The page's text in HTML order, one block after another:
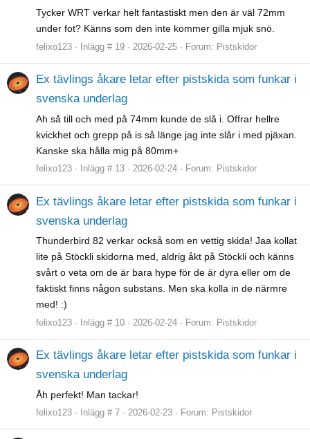
Tycker WRT verkar helt fantastiskt men den är väl 72mm
under fot? Känns som den inte kommer gilla mjuk snö.
felixo123 Inlägg # 19 2026-02-25 Forum: Pistskidor
Ex tävlings åkare letar efter pistskida som funkar i
svenska underlag
Ah så till och med på 74mm kunde de slå i. Offrar hellre
kvickhet och grepp på is så länge jag inte slår i med pjäxan.
Kanske ska hålla mig på 80mm+
felixo123 Inlägg # 13 2026-02-24 Forum: Pistskidor
Ex tävlings åkare letar efter pistskida som funkar i
svenska underlag
Thunderbird 82 verkar också som en vettig skida! Jaa kollat
lite på Stöckli skidorna med, aldrig åkt på Stöckli och känns
svårt o veta om de är bara hype för de är dyra eller om de
faktiskt finns någon substans. Men ska kolla in de närmre
med! :)
felixo123 Inlägg # 10 2026-02-24 Forum: Pistskidor
Ex tävlings åkare letar efter pistskida som funkar i
svenska underlag
Åh perfekt! Man tackar!
felixo123 Inlägg # 7 2026-02-23 Forum: Pistskidor